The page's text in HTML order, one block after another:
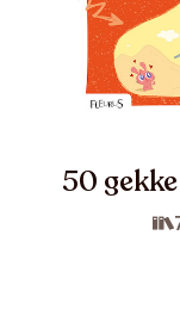
50